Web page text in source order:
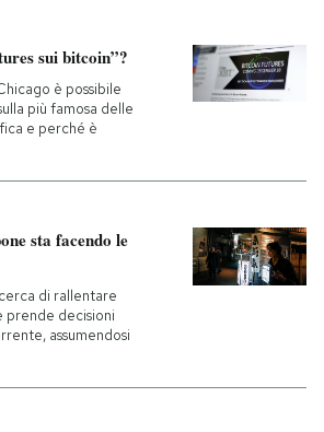
sui bitcoin”?
è possibile
più famosa delle
e perché è
sta facendo le
di rallentare
prende decisioni
assumendosi